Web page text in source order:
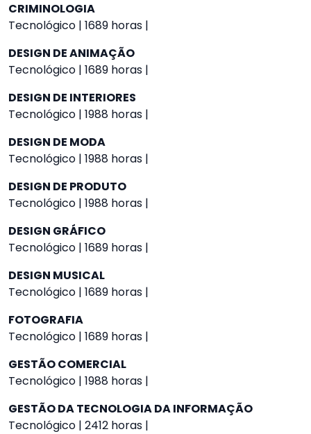
CRIMINOLOGIA
Tecnológico | 1689 horas |
DESIGN DE ANIMAÇÃO
Tecnológico | 1689 horas |
DESIGN DE INTERIORES
Tecnológico | 1988 horas |
DESIGN DE MODA
Tecnológico | 1988 horas |
DESIGN DE PRODUTO
Tecnológico | 1988 horas |
DESIGN GRÁFICO
Tecnológico | 1689 horas |
DESIGN MUSICAL
Tecnológico | 1689 horas |
FOTOGRAFIA
Tecnológico | 1689 horas |
GESTÃO COMERCIAL
Tecnológico | 1988 horas |
GESTÃO DA TECNOLOGIA DA INFORMAÇÃO
Tecnológico | 2412 horas |